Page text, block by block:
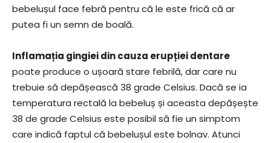
bebelușul face febră pentru că le este frică că ar
putea fi un semn de boală.
Inflamația gingiei din cauza erupției dentare
poate produce o ușoară stare febrilă, dar care nu
trebuie să depășească 38 grade Celsius. Dacă se ia
temperatura rectală la bebeluș și aceasta depășește
38 de grade Celsius este posibil să fie un simptom
care indică faptul că bebelușul este bolnav. Atunci